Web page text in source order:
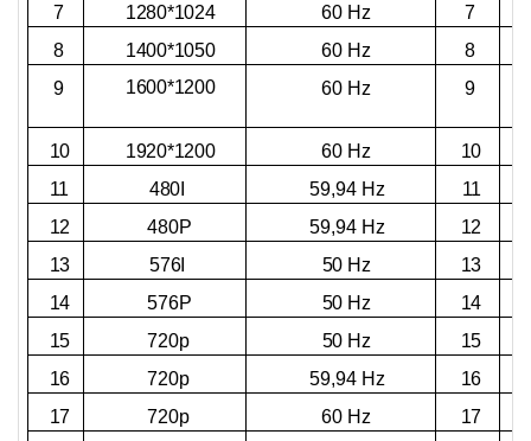
7
1280*1024 60 Hz
7
8
1400*1050 60 Hz
8
9
1600*1200 60 Hz 9
10 1920*1200 60 Hz 10
11
480I 59,94 Hz
11
12
480P 59,94 Hz
12
13
576I 50 Hz
13
14
576P 50 Hz
14
15
720p 50 Hz
15
16
720p 59,94 Hz
16
17
720p 60 Hz
17